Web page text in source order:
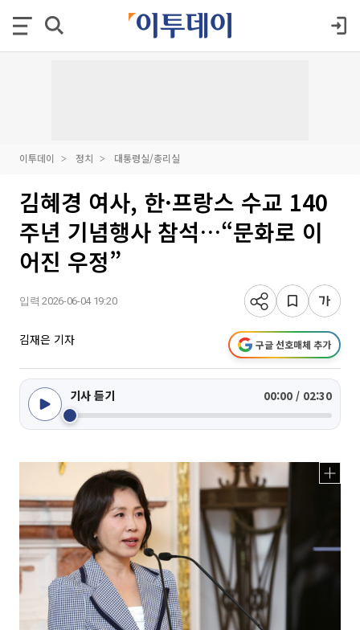
이투데이 정치 대통령실/총리실
김혜경 여사, 한·프랑스 수교 140
주년 기념행사 참석…“문화로 이
어진 우정”
입력 2026-06-04 19:20
김재은 기자 구글 선호매체 추가
기사 듣기 00:00 / 02:30